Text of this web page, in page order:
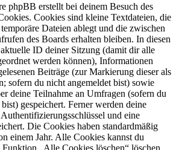
phpBB erstellt bei deinem Besuch des
Cookies sind kleine Textdateien, die
Dateien ablegt und die zwischen
des Boards erhalten bleiben. In diesen
ID deiner Sitzung (damit dir alle
werden können), Informationen
Beiträge (zur Markierung dieser als
sofern du nicht angemeldet bist) sowie
deine Teilnahme an Umfragen (sofern du
gespeichert. Ferner werden deine
und eine
Die Cookies haben standardmäßig
einem Jahr. Alle Cookies kannst du
Funktion „Alle Cookies löschen“ löschen.